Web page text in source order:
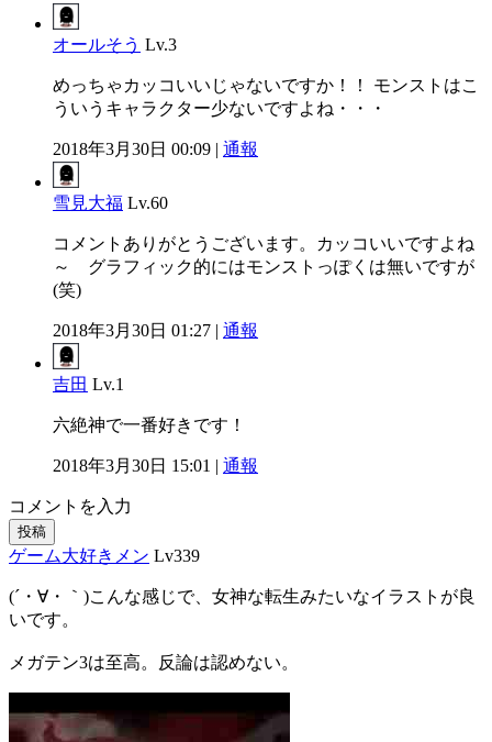
オールそう Lv.3
めっちゃカッコいいじゃないですか！！ モンストはこ
ういうキャラクター少ないですよね・・・
2018年3月30日 00:09 | 通報
雪見大福 Lv.60
コメントありがとうございます。カッコいいですよね
～ グラフィック的にはモンストっぽくは無いですが
(笑)
2018年3月30日 01:27 | 通報
吉田 Lv.1
六絶神で一番好きです！
2018年3月30日 15:01 | 通報
コメントを入力
投稿
ゲーム大好きメン Lv339
(´・∀・｀)こんな感じで、女神な転生みたいなイラストが良
いです。
メガテン3は至高。反論は認めない。